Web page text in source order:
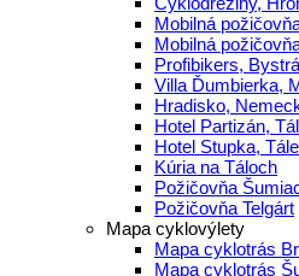
Mobilná
Mobilná
Profibikers, Bystrá
Villa Ďumbierka,
Hradisko,
Hotel Partizán,
Hotel Stupka, Tále
Kúria na Táloch
Požičovňa
Požičovňa Telgárt
Mapa cyklovýlety
Mapa cyklotrás
Mapa cyklotrás